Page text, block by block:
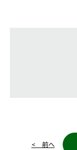
< 前へ